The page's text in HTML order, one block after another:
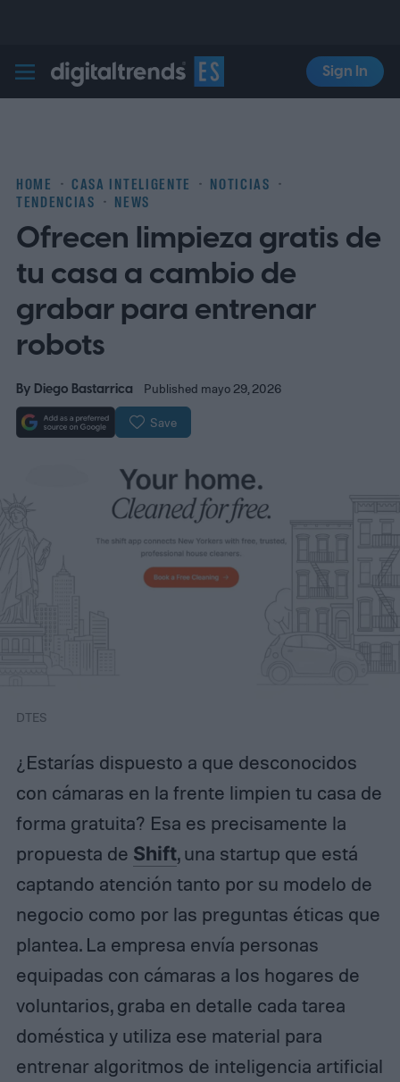
Digital Trends Español
Sign In
HOME CASA INTELIGENTE
NOTICIAS
TENDENCIAS
NEWS
Ofrecen limpieza gratis de
tu casa a cambio de
grabar para entrenar
robots
By Diego Bastarrica Published mayo 29, 2026
Save
DTES
¿Estarías dispuesto a que desconocidos
con cámaras en la frente limpien tu casa de
forma gratuita? Esa es precisamente la
propuesta de Shift, una startup que está
captando atención tanto por su modelo de
negocio como por las preguntas éticas que
plantea. La empresa envía personas
equipadas con cámaras a los hogares de
voluntarios, graba en detalle cada tarea
doméstica y utiliza ese material para
entrenar algoritmos de inteligencia artificial